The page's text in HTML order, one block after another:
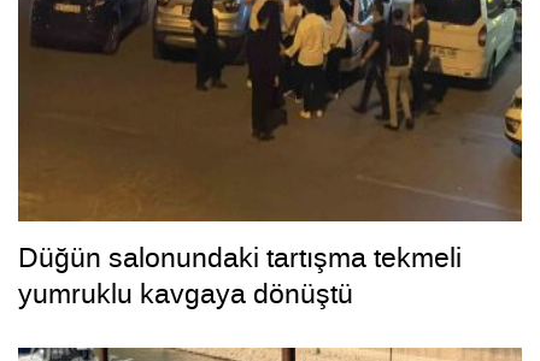
Düğün salonundaki tartışma tekmeli
yumruklu kavgaya dönüştü